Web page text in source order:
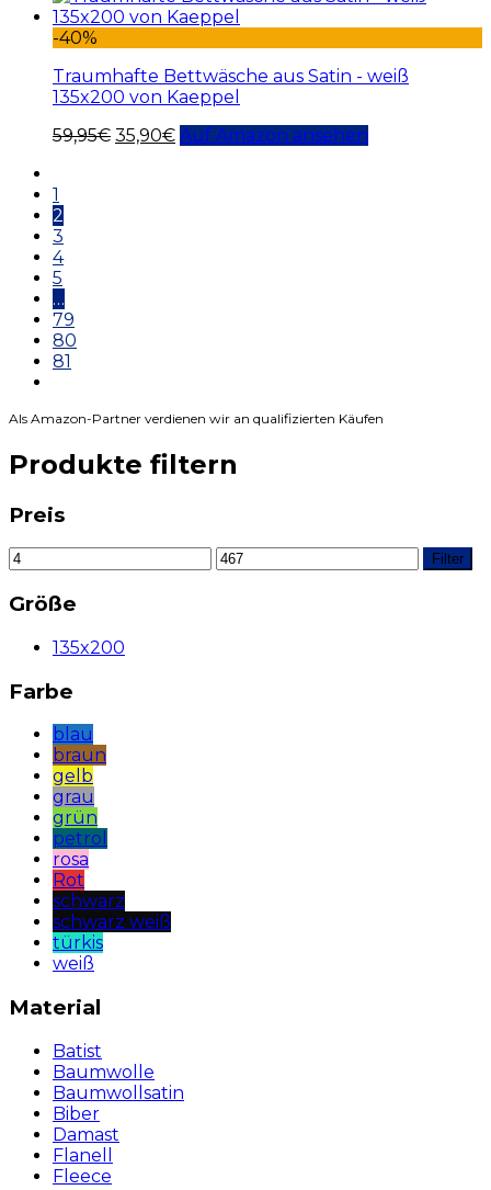
-40%
Traumhafte Bettwäsche aus Satin - weiß
135x200 von Kaeppel
59,95€ 35,90€ Auf Amazon ansehen
1
2
3
4
5
…
79
80
81
Als Amazon-Partner verdienen wir an qualifizierten Käufen
Produkte filtern
Preis
Filter
Größe
135x200
Farbe
blau
braun
gelb
grau
grün
petrol
rosa
Rot
schwarz
schwarz weiß
türkis
weiß
Material
Batist
Baumwolle
Baumwollsatin
Biber
Damast
Flanell
Fleece